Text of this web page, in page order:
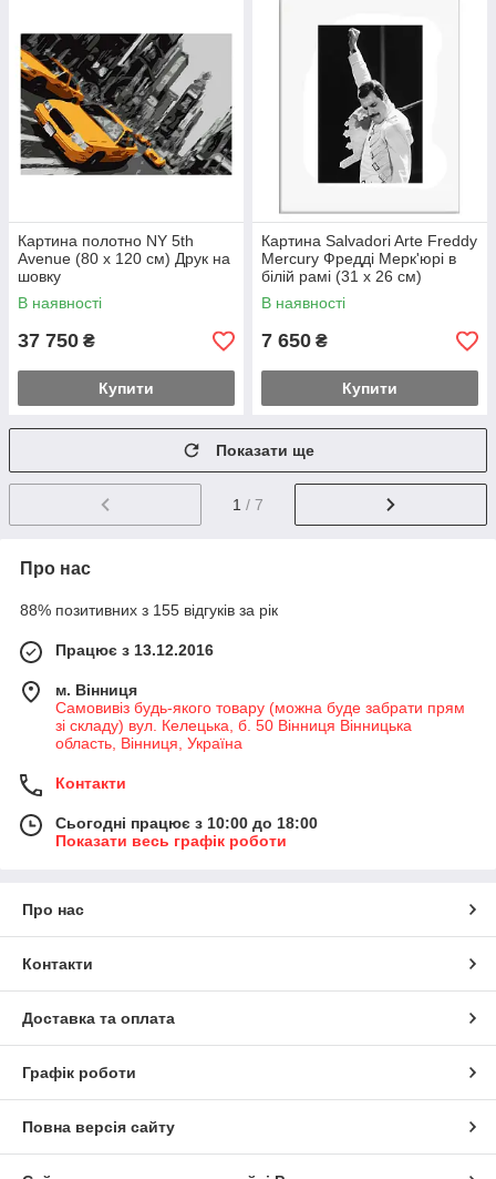
Картина полотно NY 5th
Avenue (80 х 120 см) Друк на
шовку
В наявності
37 750 ₴
Купити
Картина Salvadori Arte Freddy
Mercury Фредді Мерк'юрі в
білій рамі (31 х 26 см)
Художній шовковий друк
В наявності
7 650 ₴
Купити
Показати ще
1 / 7
Про нас
88% позитивних з 155 відгуків за рік
Працює з 13.12.2016
м. Вінниця
Самовивіз будь-якого товару (можна буде забрати прям
зі складу) вул. Келецька, б. 50 Вінниця Вінницька
область, Вінниця, Україна
Контакти
Сьогодні працює з 10:00 до 18:00
Показати весь графік роботи
Про нас
Контакти
Доставка та оплата
Графік роботи
Повна версія сайту